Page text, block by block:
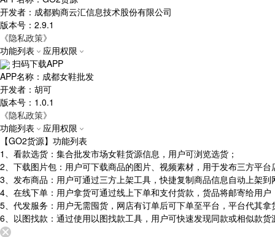
开发者：成都购商云汇信息技术股份有限公司
版本号：2.9.1
《隐私政策》
功能列表
应用权限
扫码下载APP
APP名称：成都女鞋批发
开发者：胡可
版本号：1.0.1
《隐私政策》
功能列表
应用权限
【GO2货源】功能列表
1、看款选货：集合批发市场女鞋货源信息，用户可浏览选货；
2、下载图片包：用户可下载商品的图片、视频素材，用于发布三方平台
3、发布商品：用户可通过三方上架工具，快捷复制商品信息自动上架到
4、在线下单：用户拿货可通过线上下单和支付货款，货品将邮寄给用户
5、代发服务：用户无需囤货，网店有订单后可下单至平台，平台代其拿
6、以图找款：通过使用以图找款工具，用户可快速发现同款或相似款货